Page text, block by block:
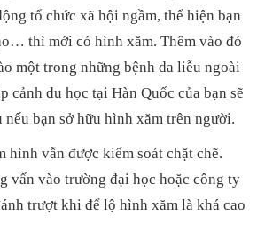
tổ chức xã hội ngầm, thể hiện bạn
thì mới có hình xăm. Thêm vào đó
một trong những bệnh da liễu ngoài
cảnh du học tại Hàn Quốc của bạn sẽ
bạn sở hữu hình xăm trên người.
hình vẫn được kiểm soát chặt chẽ.
vấn vào trường đại học hoặc công ty
trượt khi để lộ hình xăm là khá cao